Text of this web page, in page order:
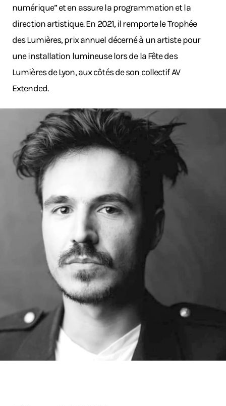
numérique” et en assure la programmation et la
direction artistique. En 2021, il remporte le Trophée
des Lumières, prix annuel décerné à un artiste pour
une installation lumineuse lors de la Fête des
Lumières de Lyon, aux côtés de son collectif AV
Extended.